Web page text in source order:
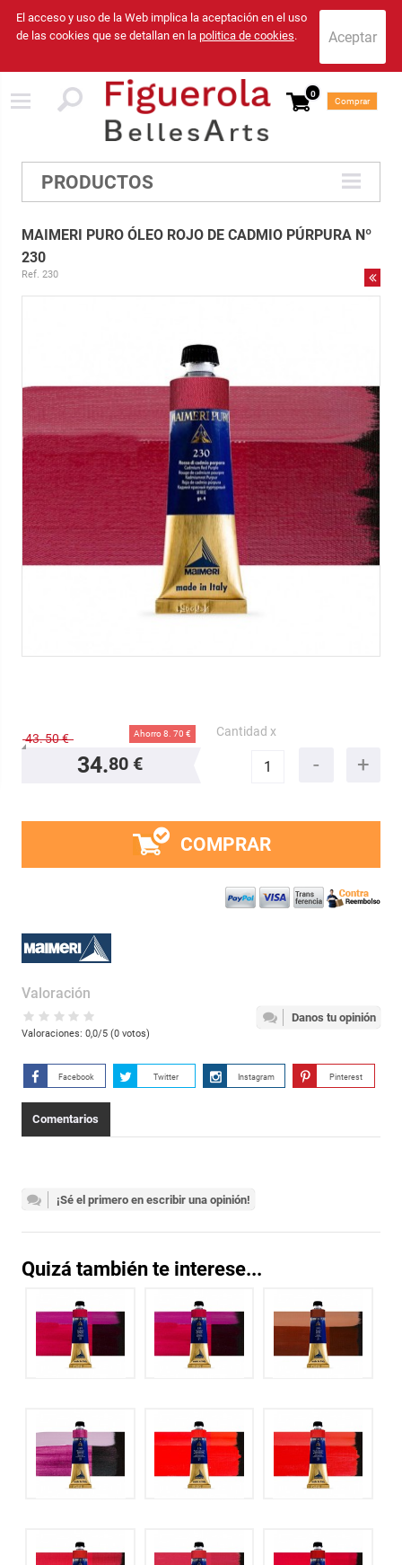
El acceso y uso de la Web implica la aceptación en el uso
de las cookies que se detallan en la politica de cookies.
0
Comprar
PRODUCTOS
MAIMERI PURO ÓLEO ROJO DE CADMIO PÚRPURA Nº
230
Ref. 230
43.50 € Ahorro 8. 70 €
34.80 €
Cantidad x
COMPRAR
Danos tu opinión
Valoración
Valoraciones: 0,0/5 (0votos)
Facebook Twitter Instagram Pinterest
Comentarios
¡Sé el primero en escribir una opinión!
Quizá también te interese...